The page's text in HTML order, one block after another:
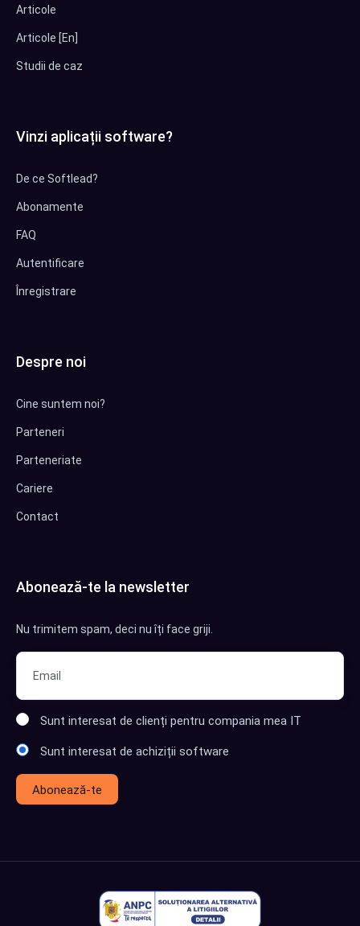
Articole
Articole [En]
Studii de caz
Vinzi aplicații software?
De ce Softlead?
Abonamente
FAQ
Autentificare
Înregistrare
Despre noi
Cine suntem noi?
Parteneri
Parteneriate
Cariere
Contact
Abonează-te la newsletter
Nu trimitem spam, deci nu îți face griji.
Sunt interesat de clienți pentru compania mea IT
Sunt interesat de achiziții software
Abonează-te